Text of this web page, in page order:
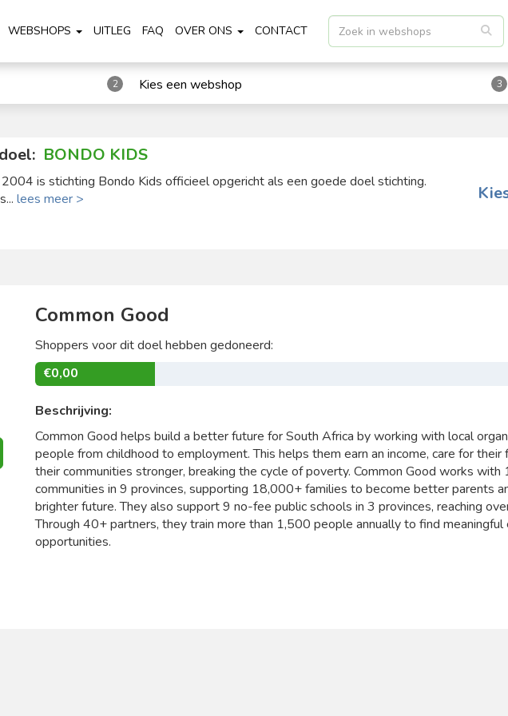
WEBSHOPS UITLEG FAQ OVER ONS CONTACT
2 Kies een webshop 3
BONDO KIDS
is stichting Bondo Kids officieel opgericht als een goede doel stichting.
lees meer >
Common Good
Shoppers voor dit doel hebben gedoneerd:
€0,00
Beschrijving:
Common Good helps build a better future for South Africa by working with local
people from childhood to employment. This helps them earn an income, care for their
their communities stronger, breaking the cycle of poverty. Common Good works with
communities in 9 provinces, supporting 18,000+ families to become better parents
brighter future. They also support 9 no-fee public schools in 3 provinces, reaching
Through 40+ partners, they train more than 1,500 people annually to find
opportunities.